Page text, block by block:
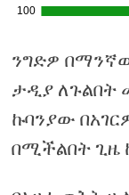
ንግድዎ
ታዲያ ለጉልበት
ኩባንያው
በሚችልበት ጊዜ